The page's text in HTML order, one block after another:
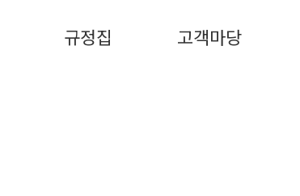
규정집 고객마당